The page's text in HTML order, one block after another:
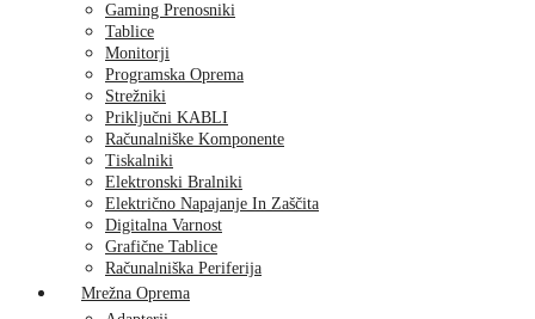
Gaming Prenosniki
Tablice
Monitorji
Programska Oprema
Strežniki
Priključni KABLI
Računalniške Komponente
Tiskalniki
Elektronski Bralniki
Električno Napajanje In Zaščita
Digitalna Varnost
Grafične Tablice
Računalniška Periferija
Mrežna Oprema